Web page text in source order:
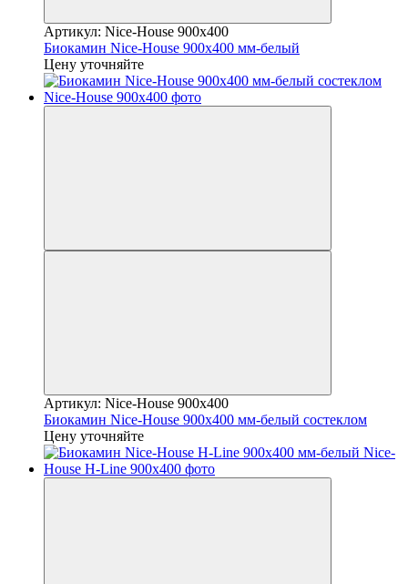
Артикул: Nice-House 900x400
Биокамин Nice-House 900x400 мм-белый
Цену уточняйте
Артикул: Nice-House 900x400
Биокамин Nice-House 900x400 мм-белый состеклом
Цену уточняйте